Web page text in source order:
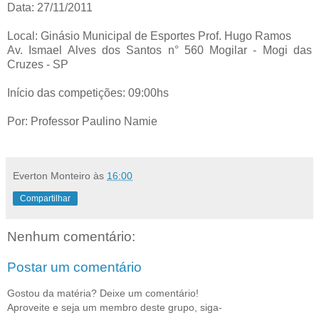
Data: 27/11/2011
Local: Ginásio Municipal de Esportes Prof. Hugo Ramos
Av. Ismael Alves dos Santos n° 560 Mogilar - Mogi das
Cruzes - SP
Início das competições: 09:00hs
Por: Professor Paulino Namie
Everton Monteiro às 16:00
Compartilhar
Nenhum comentário:
Postar um comentário
Gostou da matéria? Deixe um comentário!
Aproveite e seja um membro deste grupo, siga-